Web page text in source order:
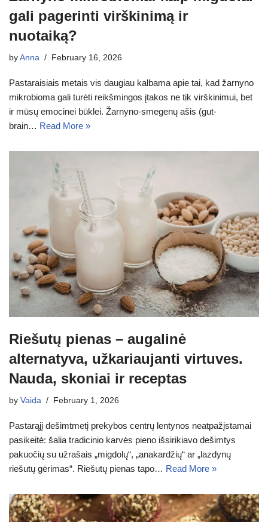
gali pagerinti virškinimą ir
nuotaiką?
by Anna February 16, 2026
Pastaraisiais metais vis daugiau kalbama apie tai, kad žarnyno
mikrobioma gali turėti reikšmingos įtakos ne tik virškinimui, bet
ir mūsų emocinei būklei. Žarnyno-smegenų ašis (gut-
brain… Read More »
Riešutų pienas – augalinė
alternatyva, užkariaujanti virtuves.
Nauda, skoniai ir receptas
by Vaida February 1, 2026
Pastarąjį dešimtmetį prekybos centrų lentynos neatpažįstamai
pasikeitė: šalia tradicinio karvės pieno išsirikiavo dešimtys
pakuočių su užrašais „migdolų“, „anakardžių“ ar „lazdynų
riešutų gėrimas“. Riešutų pienas tapo… Read More »